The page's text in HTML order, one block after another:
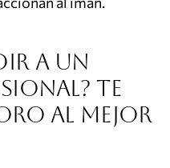
a un
Te
al mejor